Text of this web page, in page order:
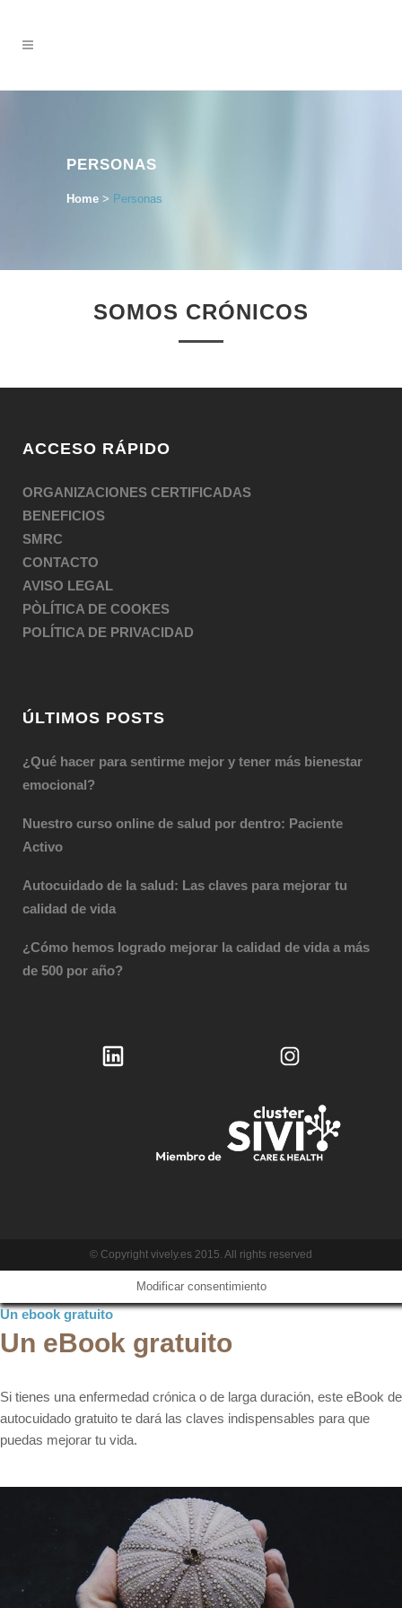
PERSONAS
Home > Personas
SOMOS CRÓNICOS
ACCESO RÁPIDO
ORGANIZACIONES CERTIFICADAS
BENEFICIOS
SMRC
CONTACTO
AVISO LEGAL
PÒLÍTICA DE COOKES
POLÍTICA DE PRIVACIDAD
ÚLTIMOS POSTS
¿Qué hacer para sentirme mejor y tener más bienestar
emocional?
Nuestro curso online de salud por dentro: Paciente
Activo
Autocuidado de la salud: Las claves para mejorar tu
calidad de vida
¿Cómo hemos logrado mejorar la calidad de vida a más
de 500 por año?
© Copyright vively.es 2015. All rights reserved
Modificar consentimiento
Un ebook gratuito
Un eBook gratuito
Si tienes una enfermedad crónica o de larga duración, este eBook de
autocuidado gratuito te dará las claves indispensables para que
puedas mejorar tu vida.